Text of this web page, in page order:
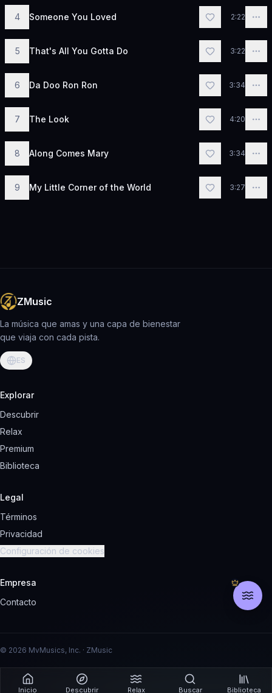
4 Someone You Loved 2:22
5 That's All You Gotta Do 3:22
6 Da Doo Ron Ron 3:34
7 The Look 4:20
8 Along Comes Mary 3:34
9 My Little Corner of the World 3:27
ZMusic
La música que amas y una capa de bienestar
que viaja con cada pista.
ES
Explorar
Descubrir
Relax
Premium
Biblioteca
Legal
Términos
Privacidad
Configuración de cookies
Empresa
Contacto
© 2026 MvMusics, Inc. · ZMusic
Inicio Descubrir Relax Buscar Biblioteca